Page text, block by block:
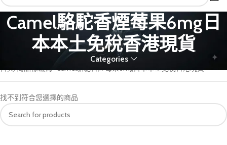
Camel駱駝香煙莓果6mg日
本本土免稅香港現貨
Categories
首頁 商品標籤為 “Camel駱駝香煙莓果6mg日本本土免稅香港現貨”
找不到符合您選擇的商品